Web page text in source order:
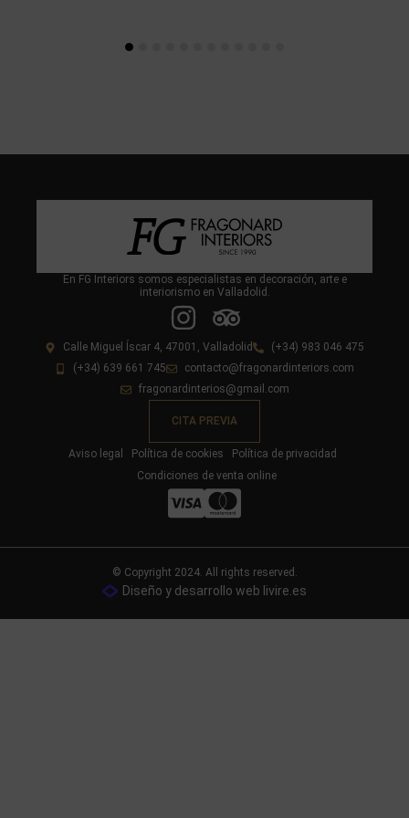
En FG Interiors somos especialistas en decoración, arte e
interiorismo en Valladolid.
Calle Miguel Íscar 4, 47001, Valladolid
(+34) 983 046 475
(+34) 639 661 745
contacto@fragonardinteriors.com
fragonardinterios@gmail.com
CITA PREVIA
Aviso legal Política de cookies
Política de privacidad
Condiciones de venta online
© Copyright 2024. All rights reserved.
Diseño y desarrollo web livire.es